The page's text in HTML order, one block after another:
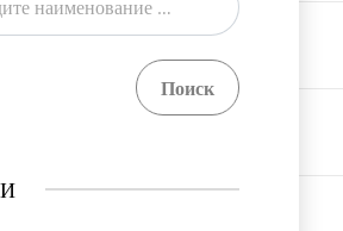
Выберите продукт или введите наименование продукта
осуществляющие транзит
Государственной службой по